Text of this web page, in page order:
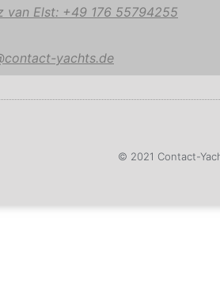
van Elst: +49 176 55794255
yachts.de
© 2021 Contact-